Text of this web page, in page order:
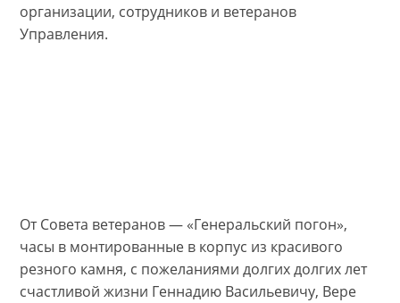
организации, сотрудников и ветеранов
Управления.
От Совета ветеранов — «Генеральский погон»,
часы в монтированные в корпус из красивого
резного камня, с пожеланиями долгих долгих лет
счастливой жизни Геннадию Васильевичу, Вере